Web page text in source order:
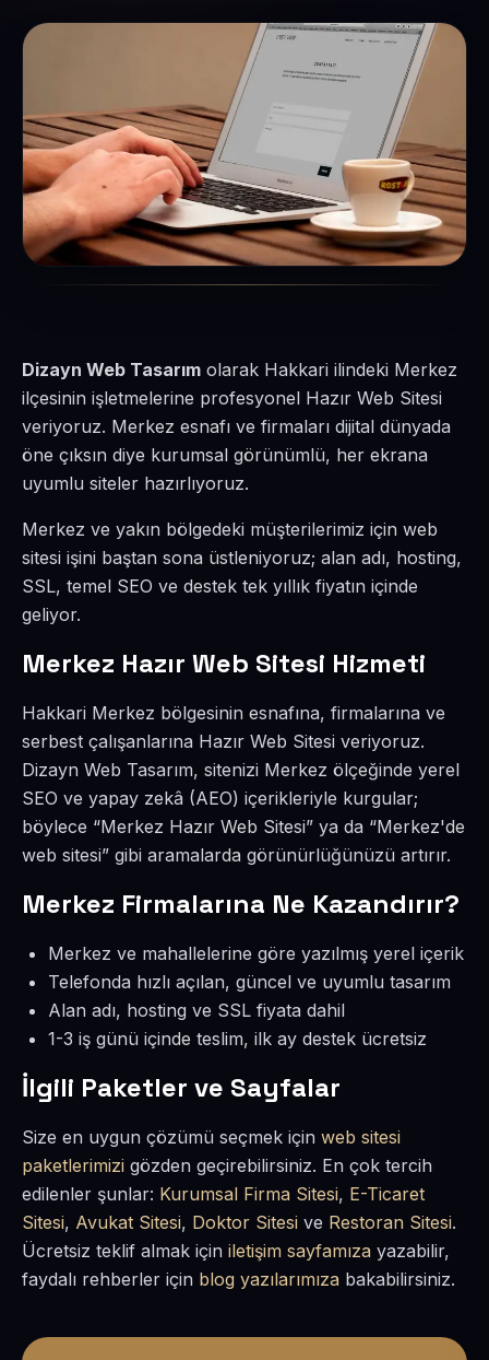
Dizayn Web Tasarım olarak Hakkari ilindeki Merkez
ilçesinin işletmelerine profesyonel Hazır Web Sitesi
veriyoruz. Merkez esnafı ve firmaları dijital dünyada
öne çıksın diye kurumsal görünümlü, her ekrana
uyumlu siteler hazırlıyoruz.
Merkez ve yakın bölgedeki müşterilerimiz için web
sitesi işini baştan sona üstleniyoruz; alan adı, hosting,
SSL, temel SEO ve destek tek yıllık fiyatın içinde
geliyor.
Merkez Hazır Web Sitesi Hizmeti
Hakkari Merkez bölgesinin esnafına, firmalarına ve
serbest çalışanlarına Hazır Web Sitesi veriyoruz.
Dizayn Web Tasarım, sitenizi Merkez ölçeğinde yerel
SEO ve yapay zekâ (AEO) içerikleriyle kurgular;
böylece “Merkez Hazır Web Sitesi” ya da “Merkez'de
web sitesi” gibi aramalarda görünürlüğünüzü artırır.
Merkez Firmalarına Ne Kazandırır?
Merkez ve mahallelerine göre yazılmış yerel içerik
Telefonda hızlı açılan, güncel ve uyumlu tasarım
Alan adı, hosting ve SSL fiyata dahil
1-3 iş günü içinde teslim, ilk ay destek ücretsiz
İlgili Paketler ve Sayfalar
Size en uygun çözümü seçmek için web sitesi
paketlerimizi gözden geçirebilirsiniz. En çok tercih
edilenler şunlar: Kurumsal Firma Sitesi, E-Ticaret
Sitesi, Avukat Sitesi, Doktor Sitesi ve Restoran Sitesi.
Ücretsiz teklif almak için iletişim sayfamıza yazabilir,
faydalı rehberler için blog yazılarımıza bakabilirsiniz.